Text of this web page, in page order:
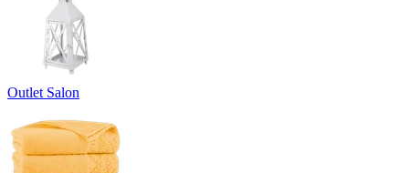
Outlet Salon